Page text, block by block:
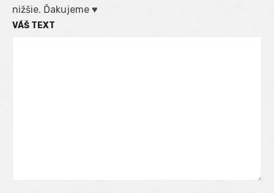
nižšie. Ďakujeme ♥
VÁŠ TEXT